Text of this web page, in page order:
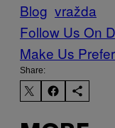
Blog vražda
Follow Us On
Make Us
Share: